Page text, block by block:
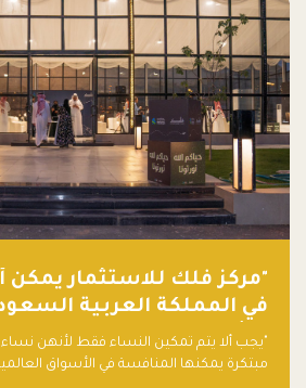
"مركز فلك للاستثمار يمكّن
في المملكة العربية
ناشئة تلو الأخرى."
"يجب ألا يتم تمكين النساء فقط لأنهن
مبتكرة يمكنها المنافسة في الأسواق